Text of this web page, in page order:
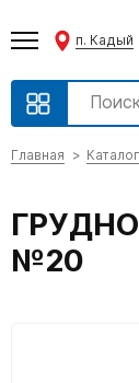
п. Кадый
Главная Каталог
№20